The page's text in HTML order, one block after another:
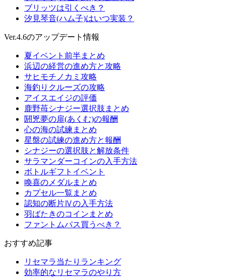
ブリッツは引くべき？
汐見琴音(ハム子)はいつ実装？
Ver.4.6のアップデート情報
夏イベント前半まとめ
浜辺の経営の進め方と攻略
サヒモチノカミ攻略
海釣りクルーズの攻略
アイスエイジの評価
鹿野苺シナジー選択肢まとめ
閼兇夢の扉(あくむ)の報酬
心の海の試練まとめ
星盤の試練の進め方と報酬
シナジーの選択肢と解放条件
サラマンダーコインの入手方法
ボトルギフトイベント
喚喜のメダルまとめ
カプセル一覧まとめ
認知の断片Ⅳの入手方法
羽ばたきのコインまとめ
ファントムパス買うべき？
おすすめ記事
リセマラ当たりランキング
効率的なリセマラのやり方